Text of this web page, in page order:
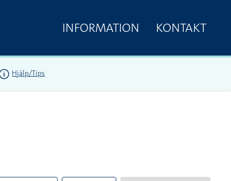
INFORMATION KONTAKT
Hjälp/Tips